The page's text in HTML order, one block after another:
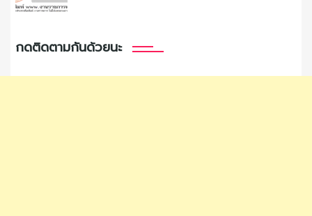
กดติดตามกันด้วยนะ